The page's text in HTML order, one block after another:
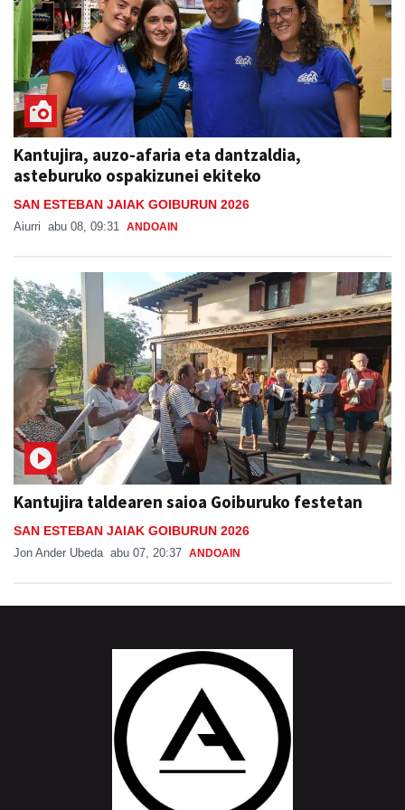
Kantujira, auzo-afaria eta dantzaldia,
asteburuko ospakizunei ekiteko
SAN ESTEBAN JAIAK GOIBURUN 2026
Aiurri abu 08, 09:31 ANDOAIN
Kantujira taldearen saioa Goiburuko festetan
SAN ESTEBAN JAIAK GOIBURUN 2026
Jon Ander Ubeda abu 07, 20:37 ANDOAIN